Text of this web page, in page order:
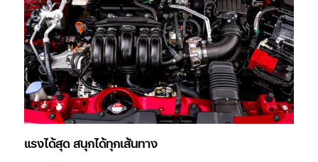
แรงได้สุด สนุกได้ทุกเส้นทาง